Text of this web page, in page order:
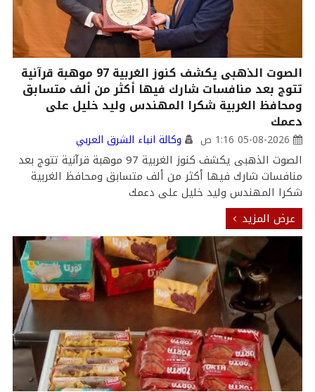
الصوت الذهبى يكشف كنوز الغربية 97 موهبة قرآنية
تتوج بعد منافسات شارك فيها أكثر من ألف متسابق
ومحافظ الغربية شكرا المهندس وليد خليل على
دعمك
05-08-2026 1:16 ص وكالة انباء الشرق العربي
الصوت الذهبى يكشف كنوز الغربية 97 موهبة قرآنية تتوج بعد
منافسات شارك فيها أكثر من ألف متسابق ومحافظ الغربية
شكرا المهندس وليد خليل على دعمك
عرض المزيد